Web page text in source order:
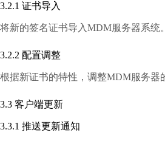
3.2.1 证书导入
将新的签名证书导入MDM服务器系统。
3.2.2 配置调整
根据新证书的特性，调整MDM服务器
3.3 客户端更新
3.3.1 推送更新通知